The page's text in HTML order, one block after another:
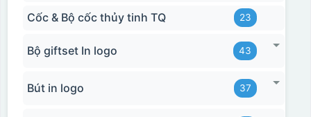
Cốc & Bộ cốc thủy tinh TQ 23
Bộ giftset In logo 43
Bút in logo 37